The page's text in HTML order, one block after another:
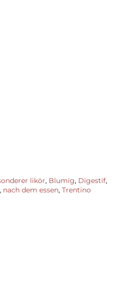
likör, Blumig, Digestif,
, nach dem essen, Trentino